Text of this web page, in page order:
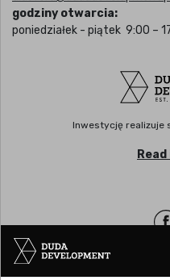
godziny otwarcia:
poniedziałek - piątek 9:00 –
Inwestycję realizuje
Siedziba | POZNAŃ